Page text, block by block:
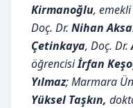
Kirmanoğlu, emekli
Doç. Dr. Nihan
Çetinkaya, Doç. Dr.
öğrencisiİrfan
Yılmaz; Marmara
Yüksel Taşkın,